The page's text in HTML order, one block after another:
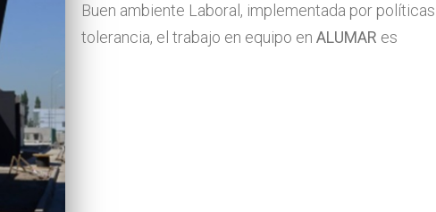
Buen ambiente Laboral, implementada por
tolerancia, el trabajo en equipo en ALUMAR es